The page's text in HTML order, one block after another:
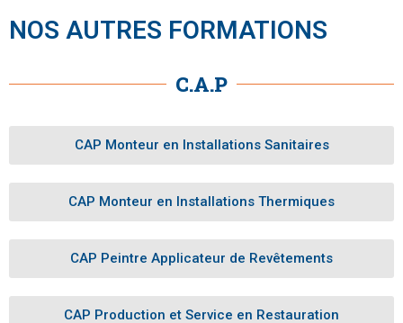
NOS AUTRES FORMATIONS
C.A.P
CAP Monteur en Installations Sanitaires
CAP Monteur en Installations Thermiques
CAP Peintre Applicateur de Revêtements
CAP Production et Service en Restauration